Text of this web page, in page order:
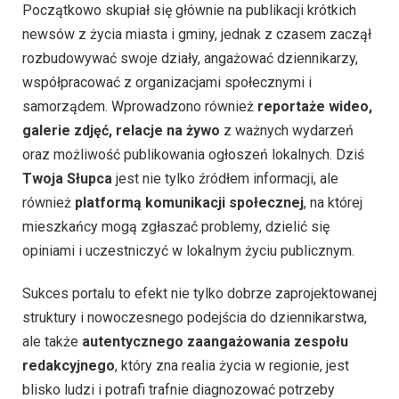
Początkowo skupiał się głównie na publikacji krótkich
newsów z życia miasta i gminy, jednak z czasem zaczął
rozbudowywać swoje działy, angażować dziennikarzy,
współpracować z organizacjami społecznymi i
samorządem. Wprowadzono również reportaże wideo,
galerie zdjęć, relacje na żywo z ważnych wydarzeń
oraz możliwość publikowania ogłoszeń lokalnych. Dziś
Twoja Słupca jest nie tylko źródłem informacji, ale
również platformą komunikacji społecznej, na której
mieszkańcy mogą zgłaszać problemy, dzielić się
opiniami i uczestniczyć w lokalnym życiu publicznym.
Sukces portalu to efekt nie tylko dobrze zaprojektowanej
struktury i nowoczesnego podejścia do dziennikarstwa,
ale także autentycznego zaangażowania zespołu
redakcyjnego, który zna realia życia w regionie, jest
blisko ludzi i potrafi trafnie diagnozować potrzeby